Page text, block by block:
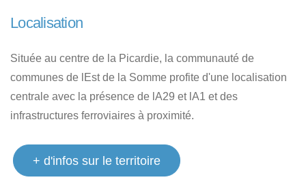
Localisation
Située au centre de la Picardie, la communauté de
communes de lEst de la Somme profite d'une localisation
centrale avec la présence de lA29 et lA1 et des
infrastructures ferroviaires à proximité.
+ d'infos sur le territoire